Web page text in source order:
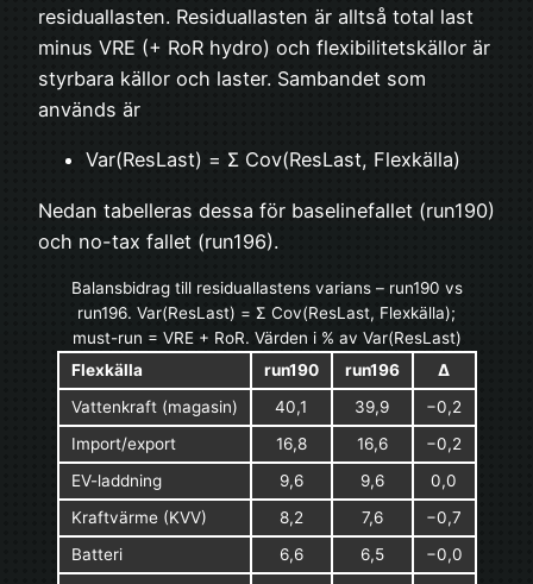
residuallasten. Residuallasten är alltså total last
minus VRE (+ RoR hydro) och flexibilitetskällor är
styrbara källor och laster. Sambandet som
används är
Var(ResLast) = Σ Cov(ResLast, Flexkälla)
Nedan tabelleras dessa för baselinefallet (run190)
och no-tax fallet (run196).
Balansbidrag till residuallastens varians – run190 vs
run196. Var(ResLast) = Σ Cov(ResLast, Flexkälla);
must-run = VRE + RoR. Värden i % av Var(ResLast)
Flexkälla
run190 run196
Δ
Vattenkraft (magasin)
40,1 39,9
−0,2
Import/export
16,8 16,6
−0,2
EV-laddning
9,6 9,6
0,0
Kraftvärme (KVV)
8,2 7,6
−0,7
Batteri
6,6 6,5
−0,0